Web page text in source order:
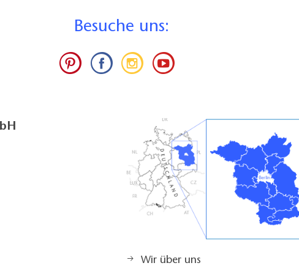
Besuche uns:
Wir über uns